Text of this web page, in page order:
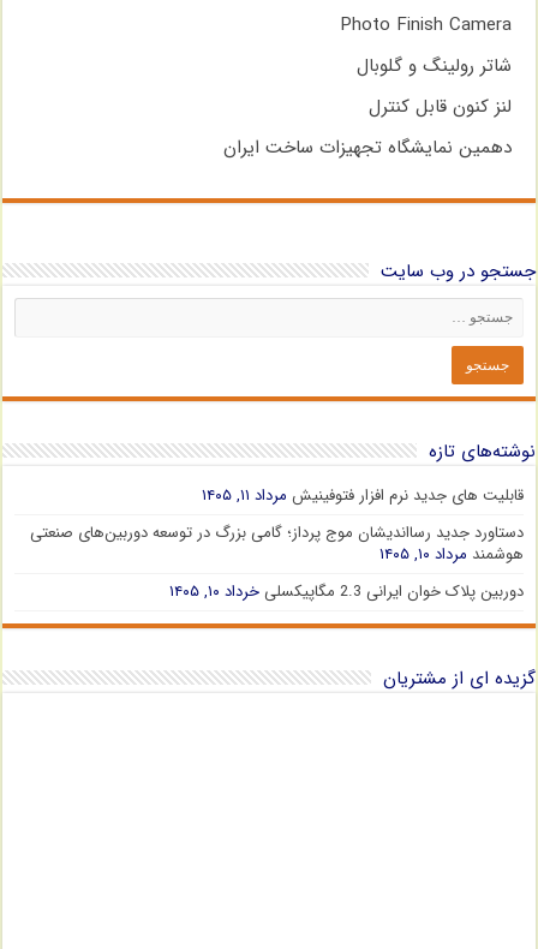
Photo Finish Camera
شاتر رولینگ و گلوبال
لنز کنون قابل کنترل
دهمین نمایشگاه تجهیزات ساخت ایران
جستجو در وب سایت
نوشته‌های تازه
قابلیت های جدید نرم افزار فتوفینیش مرداد ۱۱, ۱۴۰۵
دستاورد جدید رسااندیشان موج پرداز؛ گامی بزرگ در توسعه دوربین‌های صنعتی
هوشمند مرداد ۱۰, ۱۴۰۵
دوربین پلاک خوان ایرانی 2.3 مگاپیکسلی
خرداد ۱۰, ۱۴۰۵
گزیده ای از مشتریان